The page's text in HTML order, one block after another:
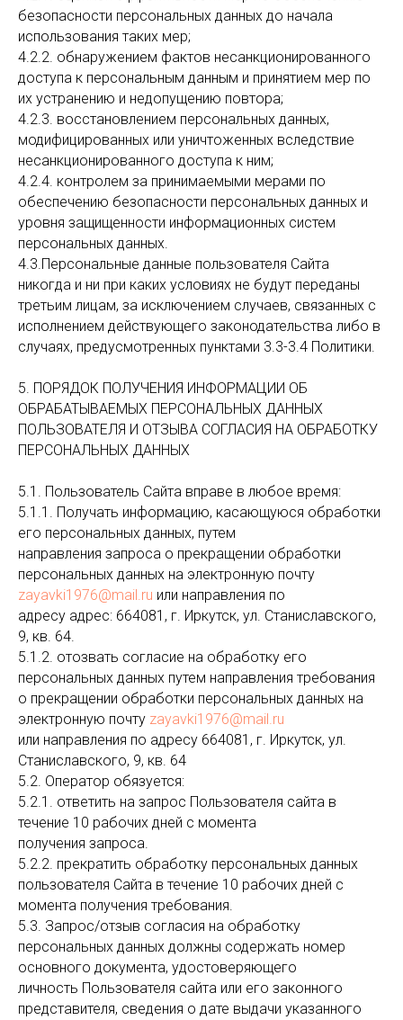
безопасности персональных данных до начала
использования таких мер;
4.2.2. обнаружением фактов несанкционированного
доступа к персональным данным и принятием мер по
их устранению и недопущению повтора;
4.2.3. восстановлением персональных данных,
модифицированных или уничтоженных вследствие
несанкционированного доступа к ним;
4.2.4. контролем за принимаемыми мерами по
обеспечению безопасности персональных данных и
уровня защищенности информационных систем
персональных данных.
4.3.​Персональные данные пользователя Сайта
никогда и ни при каких условиях не будут переданы
третьим лицам, за исключением случаев, связанных с
исполнением действующего законодательства либо в
случаях, предусмотренных пунктами 3.3-3.4 Политики.
5. ПОРЯДОК ПОЛУЧЕНИЯ ИНФОРМАЦИИ ОБ
ОБРАБАТЫВАЕМЫХ ПЕРСОНАЛЬНЫХ ДАННЫХ
ПОЛЬЗОВАТЕЛЯ И ОТЗЫВА СОГЛАСИЯ НА ОБРАБОТКУ
ПЕРСОНАЛЬНЫХ ДАННЫХ
5.1. Пользователь Сайта вправе в любое время:
5.1.1. Получать информацию, касающуюся обработки
его персональных данных, путем
направления запроса о прекращении обработки
персональных данных на электронную почту
zayavki1976@mail.ru или направления по
адресу адрес: 664081, г. Иркутск, ул. Станиславского,
9, кв. 64.
5.1.2. отозвать согласие на обработку его
персональных данных путем направления требования
о прекращении обработки персональных данных на
электронную почту zayavki1976@mail.ru
или направления по адресу 664081, г. Иркутск, ул.
Станиславского, 9, кв. 64
5.2. Оператор обязуется:
5.2.1. ответить на запрос Пользователя сайта в
течение 10 рабочих дней с момента
получения запроса.
5.2.2. прекратить обработку персональных данных
пользователя Сайта в течение 10 рабочих дней с
момента получения требования.
5.3. Запрос/отзыв согласия на обработку
персональных данных должны содержать номер
основного документа, удостоверяющего
личность Пользователя сайта или его законного
представителя, сведения о дате выдачи указанного
Эл. почта:
mv.grupp.24@yandeх.ru
ИП Мишин С.В.
ИНН 381105784226
ОГРНИП 11738500002808
Политика обработки персональных данных
Согласие на обработку персональных данных
Политика использования систем аналитики
Пользовательское
соглашение
Политика использования cookie-файлов
Согласие на обработку данных системами аналитики